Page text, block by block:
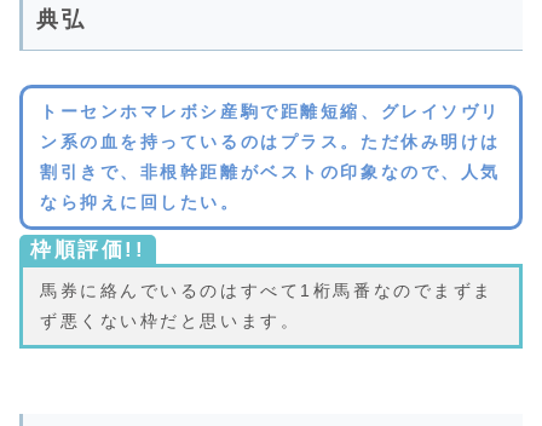
典弘
トーセンホマレボシ産駒で距離短縮、グレイソヴリ
ン系の血を持っているのはプラス。ただ休み明けは
割引きで、非根幹距離がベストの印象なので、人気
なら抑えに回したい。
枠順評価!!
馬券に絡んでいるのはすべて1桁馬番なのでまずま
ず悪くない枠だと思います。